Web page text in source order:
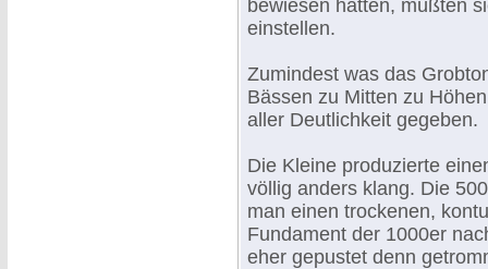
bewiesen hatten, müßten
einstellen.
Zumindest was das
Bässen zu Mitten zu
aller Deutlichkeit gegeben.
Die Kleine produzierte
völlig anders klang. Die
man einen trockenen,
Fundament der 1000er
eher gepustet denn